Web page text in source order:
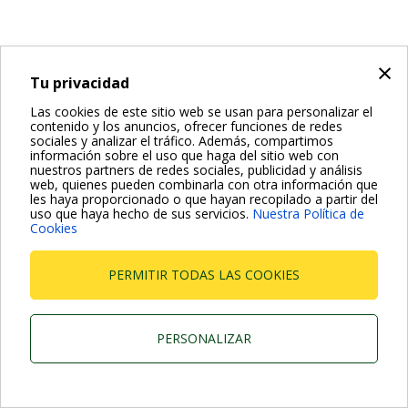
×
Tu privacidad
Las cookies de este sitio web se usan para personalizar el
contenido y los anuncios, ofrecer funciones de redes
sociales y analizar el tráfico. Además, compartimos
información sobre el uso que haga del sitio web con
nuestros partners de redes sociales, publicidad y análisis
web, quienes pueden combinarla con otra información que
les haya proporcionado o que hayan recopilado a partir del
uso que haya hecho de sus servicios. Nuestra Política de
Cookies
PERMITIR TODAS LAS COOKIES
PERSONALIZAR